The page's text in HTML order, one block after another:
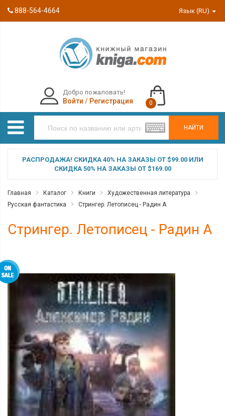
888-564-4664 Язык (RU)
НАЙТИ
Добро пожаловать!
Войти / Регистрация 0
РАСПРОДАЖА! СКИДКА 40% НА ЗАКАЗЫ ОТ $99.00 ИЛИ
СКИДКА 50% НА ЗАКАЗЫ ОТ $169.00
Главная Каталог Книги
Художественная литература
Русская фантастика
Стрингер. Летописец - Радин А
Стрингер. Летописец - Радин А